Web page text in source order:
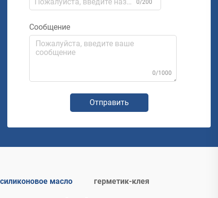
0/200
Сообщение
0/1000
Отправить
силиконовое масло герметик-клея